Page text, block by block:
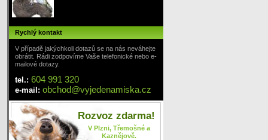
Rychlý kontakt
V případě jakýchkoli dotazů se na nás neváhejte
obrátit. Rádi zodpovíme Vaše telefonické nebo e-
mailové dotazy.
tel.: 604 991 320
e-mail: obchod@vyjedenamiska.cz
Rozvoz zdarma!
V Plzni, Třemošné a
Kaznějově.